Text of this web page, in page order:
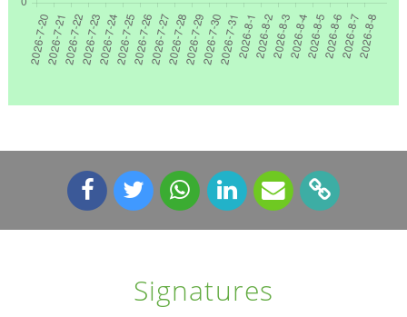
Signatures